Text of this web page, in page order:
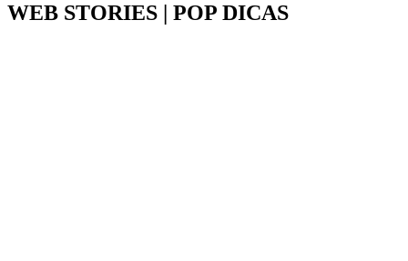
WEB STORIES | POP DICAS